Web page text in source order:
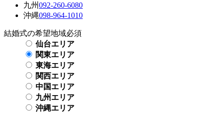
九州092-260-6080
沖縄098-964-1010
結婚式の希望地域必須
仙台エリア
関東エリア
東海エリア
関西エリア
中国エリア
九州エリア
沖縄エリア